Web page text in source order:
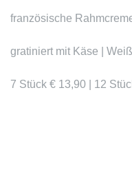
französische
gratiniert mit Käse |
7 Stück € 13,90 | 12